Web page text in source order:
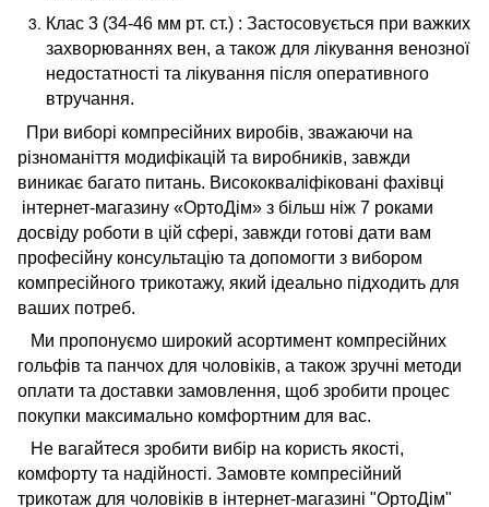
Клас 3 (34-46 мм рт. ст.) : Застосовується при важких
захворюваннях вен, а також для лікування венозної
недостатності та лікування після оперативного
втручання.
При виборі компресійних виробів, зважаючи на
різноманіття модифікацій та виробників, завжди
виникає багато питань. Висококваліфіковані фахівці
інтернет-магазину «ОртоДім» з більш ніж 7 роками
досвіду роботи в цій сфері, завжди готові дати вам
професійну консультацію та допомогти з вибором
компресійного трикотажу, який ідеально підходить для
ваших потреб.
Ми пропонуємо широкий асортимент компресійних
гольфів та панчох для чоловіків, а також зручні методи
оплати та доставки замовлення, щоб зробити процес
покупки максимально комфортним для вас.
Не вагайтеся зробити вибір на користь якості,
комфорту та надійності. Замовте компресійний
трикотаж для чоловіків в інтернет-магазині "ОртоДім"